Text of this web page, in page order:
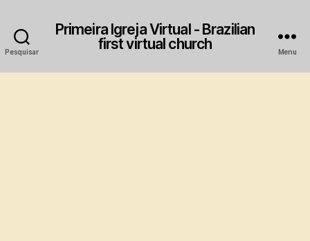
Pesquisar
Primeira Igreja Virtual - Brazilian
first virtual church
Menu